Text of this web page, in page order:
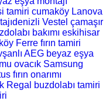
tamiri cumaköy Lanova
Vestel çamaşır
bakımı eskihisar
Ferre fırın tamiri
AEG beyaz eşya
ovacık Samsung
fırın onarımı
Regal buzdolabı tamiri